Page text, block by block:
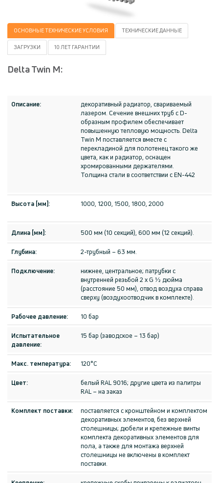
ОСНОВНЫЕ ТЕХНИЧЕСКИЕ УСЛОВИЯ TЕХНИЧЕСКИE ДАННЫЕ
ЗАГРУЗКИ 10 ЛЕТ ГАРАНТИИ
Delta Twin M:
Описание:
декоративный радиатор, свариваемый
лазером. Сечение внешних труб с D-
образным профилем обеспечивает
повышенную тепловую мощность. Delta
Twin M поставляется вместе с
перекладиной для полотенец такого же
цвета, как и радиатор, оснащен
хромированными держателями.
Толщина стали в соответствии с EN-442
Высота [мм]: 1000, 1200, 1500, 1800, 2000
Длина [мм]: 500 мм (10 секций), 600 мм (12 секций).
Глубина: 2-трубный – 63 мм.
Подключение:
нижнее, центральное; патрубки с
внутренней резьбой 2 x G ½ дюйма
(расстояние 50 мм), отвод воздуха справа
сверху (воздухоотводчик в комплекте).
Рабочее давление: 10 бар
Испытательное
давление:
15 бар (заводское – 13 бар)
Макс. температура: 120°C
Цвет:
белый RAL 9016; другие цвета из палитры
RAL – на заказ
Комплект поставки:
поставляется с кронштейном и комплектом
декоративных элементов, без верхней
столешницы; дюбели и крепежные винты
комплекта декоративных элементов для
пола, а также для монтажа верхней
столешницы не включены в комплект
поставки.